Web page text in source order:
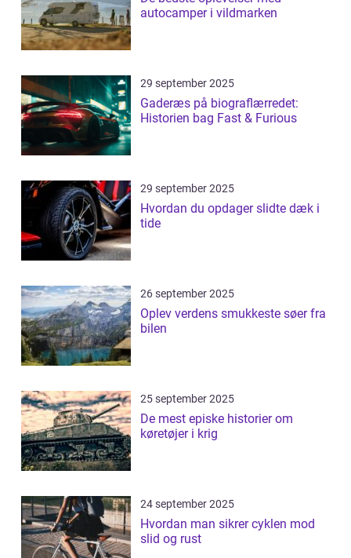
autocamper i vildmarken
29 september 2025
Gaderæs på biograflærredet:
Historien bag Fast & Furious
29 september 2025
Hvordan du opdager slidte dæk i
tide
26 september 2025
Oplev verdens smukkeste søer fra
bilen
25 september 2025
De mest episke historier om
køretøjer i krig
24 september 2025
Hvordan man sikrer cyklen mod
slid og rust